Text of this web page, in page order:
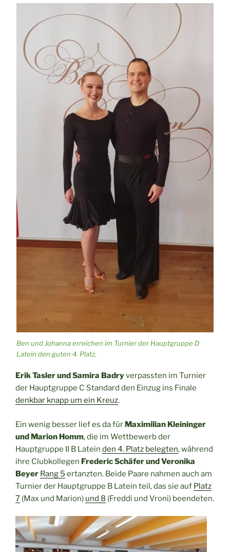
Ben und Johanna erreichen im Turnier der Hauptgruppe D
Latein den guten 4. Platz.
Erik Tasler und Samira Badryverpassten im Turnier
der Hauptgruppe C Standard den Einzug ins Finale
denkbar knapp um ein Kreuz.
Ein wenig besser lief es da für Maximilian Kleininger
und Marion Homm, die im Wettbewerb der
Hauptgruppe II B Latein den 4. Platz belegten, während
ihre Clubkollegen Frederic Schäfer und Veronika
Beyer Rang 5 ertanzten. Beide Paare nahmen auch am
Turnier der Hauptgruppe B Latein teil, das sie auf Platz
7 (Max und Marion) und 8 (Freddi und Vroni) beendeten.